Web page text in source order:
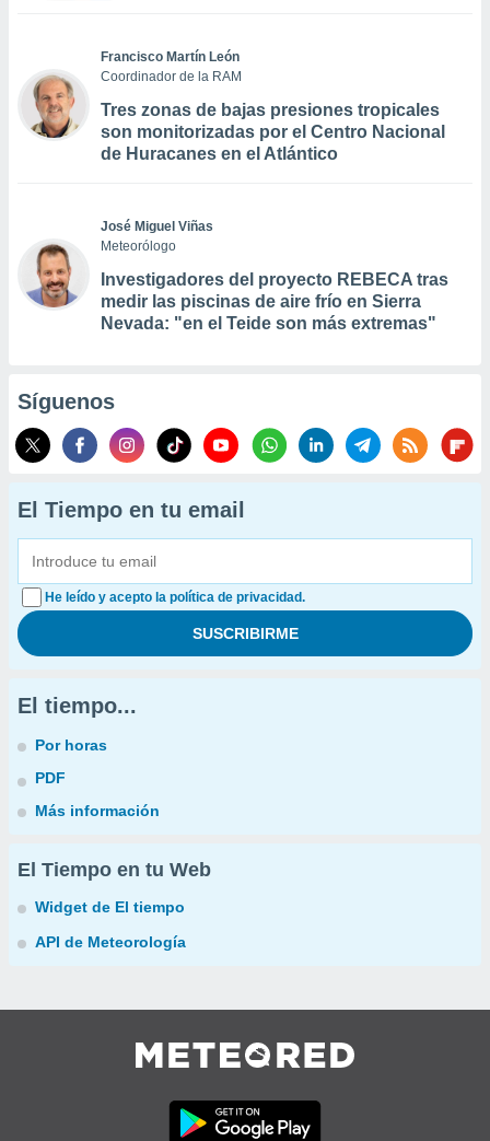
Francisco Martín León
Coordinador de la RAM
Tres zonas de bajas presiones tropicales
son monitorizadas por el Centro Nacional
de Huracanes en el Atlántico
José Miguel Viñas
Meteorólogo
Investigadores del proyecto REBECA tras
medir las piscinas de aire frío en Sierra
Nevada: "en el Teide son más extremas"
Síguenos
El Tiempo en tu email
He leído y acepto la política de privacidad.
El tiempo...
Por horas
PDF
Más información
El Tiempo en tu Web
Widget de El tiempo
API de Meteorología